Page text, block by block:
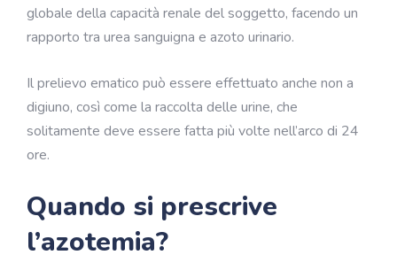
globale della capacità renale del soggetto, facendo un
rapporto tra urea sanguigna e azoto urinario.
Il prelievo ematico può essere effettuato anche non a
digiuno, così come la raccolta delle urine, che
solitamente deve essere fatta più volte nell’arco di 24
ore.
Quando si prescrive
l’azotemia?